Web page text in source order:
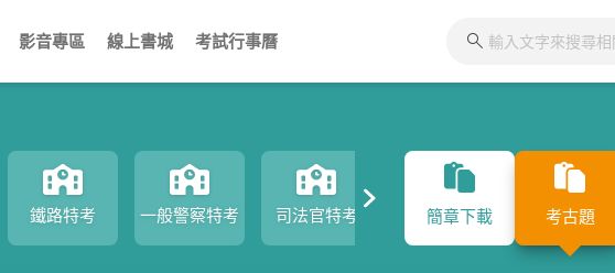
簡章下載 考古題
鐵路特考 一般警察特考 司法官特考 司法特考 調查局特考
影音專區 線上書城 考試行事曆 search